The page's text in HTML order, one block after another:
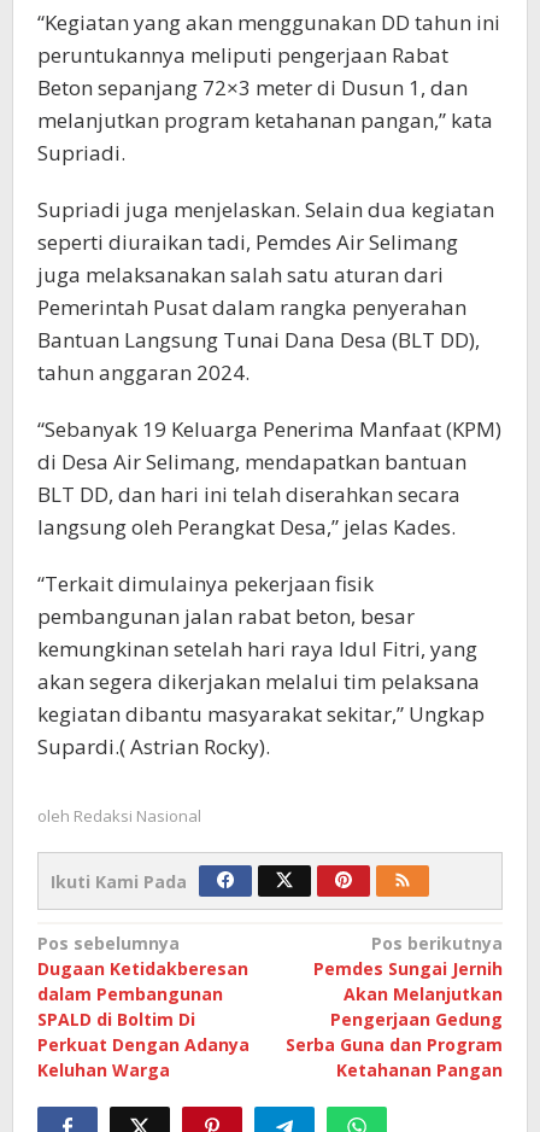
“Kegiatan yang akan menggunakan DD tahun ini
peruntukannya meliputi pengerjaan Rabat
Beton sepanjang 72×3 meter di Dusun 1, dan
melanjutkan program ketahanan pangan,” kata
Supriadi.
Supriadi juga menjelaskan. Selain dua kegiatan
seperti diuraikan tadi, Pemdes Air Selimang
juga melaksanakan salah satu aturan dari
Pemerintah Pusat dalam rangka penyerahan
Bantuan Langsung Tunai Dana Desa (BLT DD),
tahun anggaran 2024.
“Sebanyak 19 Keluarga Penerima Manfaat (KPM)
di Desa Air Selimang, mendapatkan bantuan
BLT DD, dan hari ini telah diserahkan secara
langsung oleh Perangkat Desa,” jelas Kades.
“Terkait dimulainya pekerjaan fisik
pembangunan jalan rabat beton, besar
kemungkinan setelah hari raya Idul Fitri, yang
akan segera dikerjakan melalui tim pelaksana
kegiatan dibantu masyarakat sekitar,” Ungkap
Supardi.( Astrian Rocky).
oleh Redaksi Nasional
Ikuti Kami Pada
Navigasi
pos
Pos sebelumnya
Dugaan Ketidakberesan
dalam Pembangunan
SPALD di Boltim Di
Perkuat Dengan Adanya
Keluhan Warga
Pos berikutnya
Pemdes Sungai Jernih
Akan Melanjutkan
Pengerjaan Gedung
Serba Guna dan Program
Ketahanan Pangan